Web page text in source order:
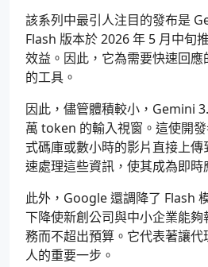
該系列中最引人注目的發布是
Flash 版本於 2026 年 5 月中旬
效益。因此，它為需要快速回
的工具。
因此，儘管體積較小，Gemini
萬 token 的輸入視窗。這使開
式碼庫或數小時的影片直接上
速處理這些資訊，使其成為即時
此外，Google 還調降了 Flash
下降使新創公司與中小企業能
務而不超出預算。它代表著讓
人的重要一步。